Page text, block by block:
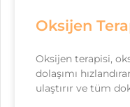
Oksijen
Oksijen terapisi,
dolaşımı
ulaştırır ve tüm